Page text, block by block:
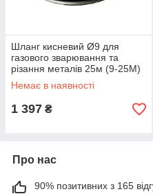
Шланг кисневий Ø9 для
газового зварювання та
різання металів 25м (9-25М)
Немає в наявності
1 397 ₴
Про нас
90% позитивних з 165